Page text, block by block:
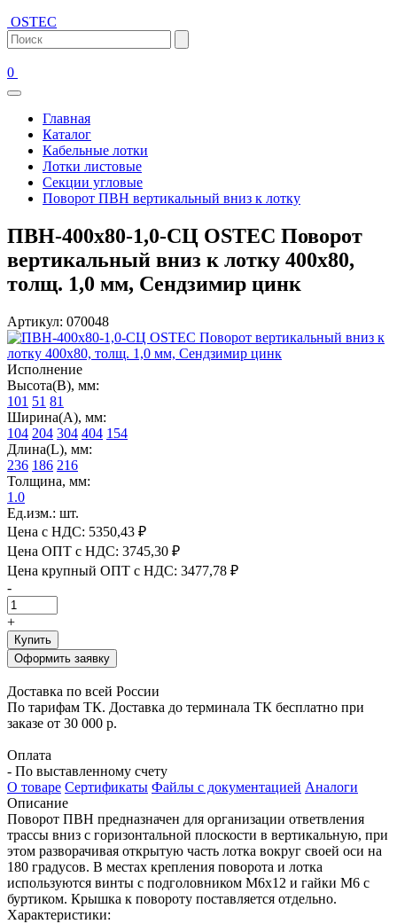
OSTEC
0
Главная
Каталог
Кабельные лотки
Лотки листовые
Секции угловые
Поворот ПВН вертикальный вниз к лотку
ПВН-400х80-1,0-СЦ OSTEC Поворот
вертикальный вниз к лотку 400х80,
толщ. 1,0 мм, Сендзимир цинк
Артикул: 070048
Исполнение
Высота(В), мм:
101 51 81
Ширина(А), мм:
104 204 304 404 154
Длина(L), мм:
236 186 216
Толщина, мм:
1.0
Ед.изм.: шт.
Цена с НДС: 5350,43 ₽
Цена ОПТ с НДС: 3745,30 ₽
Цена крупный ОПТ с НДС: 3477,78 ₽
-
+
Купить
Оформить заявку
Доставка по всей России
По тарифам ТК. Доставка до терминала ТК бесплатно при
заказе от 30 000 р.
Оплата
- По выставленному счету
О товаре Сертификаты Файлы с документацией Аналоги
Описание
Поворот ПВН предназначен для организации ответвления
трассы вниз с горизонтальной плоскости в вертикальную, при
этом разворачивая открытую часть лотка вокруг своей оси на
180 градусов. В местах крепления поворота и лотка
используются винты с подголовником М6х12 и гайки М6 с
буртиком. Крышка к повороту поставляется отдельно.
Характеристики: